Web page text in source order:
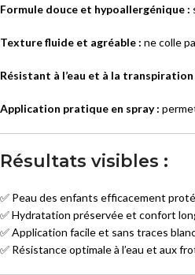
Formule douce et hypoallergénique :
Texture fluide et agréable : ne colle
Résistant à l’eau et à la transpiration
Application pratique en spray :
Résultats visibles :
✅ Peau des enfants efficacement
✅ Hydratation préservée et confort
✅ Application facile et sans traces
✅ Résistance optimale à l’eau et aux